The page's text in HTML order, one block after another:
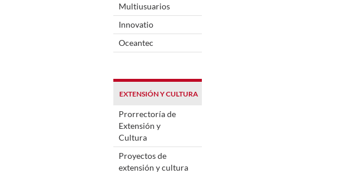
Multiusuarios
Innovatio
Oceantec
EXTENSIÓN Y CULTURA
Prorrectoría de
Extensión y
Cultura
Proyectos de
extensión y cultura